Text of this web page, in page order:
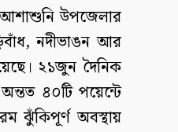
উপজেলার
নদীভাঙন আর
২১জুন দৈনিক
৪০টি পয়েন্টে
ঝুঁকিপূর্ণ অবস্থায়